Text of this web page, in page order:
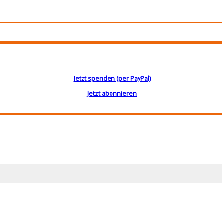
Jetzt spenden (per PayPal)
Jetzt abonnieren